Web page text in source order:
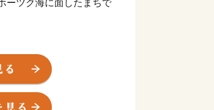
ーツク海に面したまちで
口は約３３００人。
に囲まれていて町の中心
でいます。
、冷涼で健康な大地によ